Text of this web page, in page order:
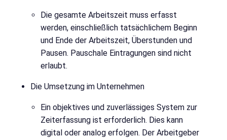
Die gesamte Arbeitszeit muss erfasst
werden, einschließlich tatsächlichem Beginn
und Ende der Arbeitszeit, Überstunden und
Pausen. Pauschale Eintragungen sind nicht
erlaubt.
Die Umsetzung im Unternehmen
Ein objektives und zuverlässiges System zur
Zeiterfassung ist erforderlich. Dies kann
digital oder analog erfolgen. Der Arbeitgeber